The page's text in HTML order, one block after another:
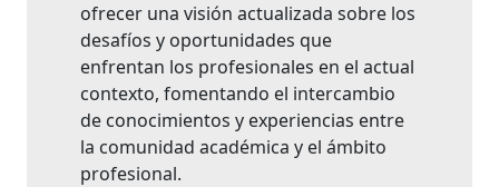
ofrecer una visión actualizada sobre los
desafíos y oportunidades que
enfrentan los profesionales en el actual
contexto, fomentando el intercambio
de conocimientos y experiencias entre
la comunidad académica y el ámbito
profesional.